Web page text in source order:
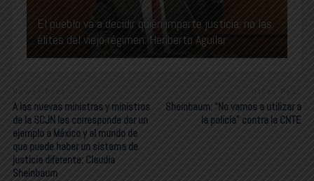
El pueblo va a decidir quién imparte justicia; no las
élites del viejo régimen: Heriberto Aguilar
Newer Post
A las nuevas ministras y ministros
de la SCJN les corresponde dar un
ejemplo a México y al mundo de
que puede haber un sistema de
justicia diferente: Claudia
Sheinbaum
Older Post
Sheinbaum: “No vamos a utilizar a
la policía” contra la CNTE